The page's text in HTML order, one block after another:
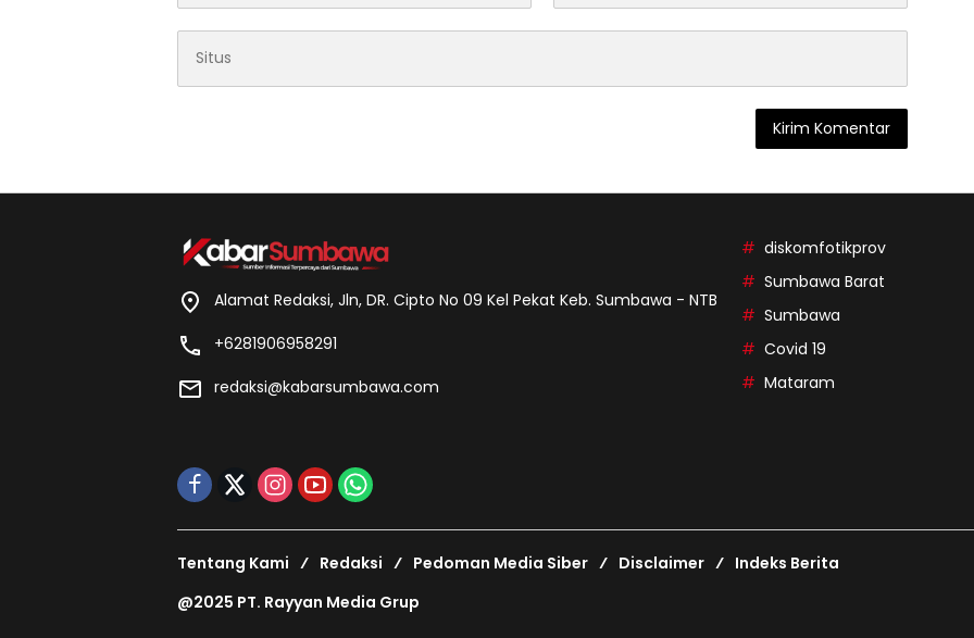
Alamat Redaksi, Jln, DR. Cipto No 09 Kel Pekat Keb. Sumbawa - NTB
+6281906958291
redaksi@kabarsumbawa.com
diskomfotikprov
Sumbawa Barat
Sumbawa
Covid 19
Mataram
Tentang Kami Redaksi Pedoman Media Siber Disclaimer
Indeks Berita
@2025 PT. Rayyan Media Grup